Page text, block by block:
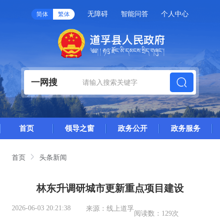
简体 繁体 无障碍 智能问答 个人中心
一网搜
首页 领导之窗 政务公开 政务服务
首页 头条新闻
林东升调研城市更新重点项目建设
2026-06-03 20:21:38 来源： 线上道孚
阅读数： 129次